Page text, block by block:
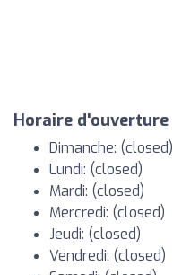
Horaire d'ouverture
Dimanche: (closed)
Lundi: (closed)
Mardi: (closed)
Mercredi: (closed)
Jeudi: (closed)
Vendredi: (closed)